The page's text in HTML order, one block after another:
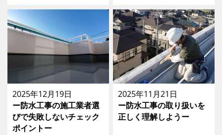
2025年12月19日
ー防水工事の施工業者選
びで失敗しないチェック
ポイントー
2025年11月21日
ー防水工事の取り扱いを
正しく理解しようー